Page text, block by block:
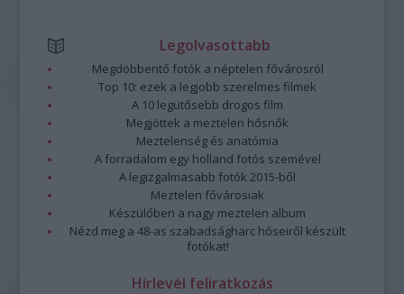
Legolvasottabb
Megdöbbentő fotók a néptelen fővárosról
Top 10: ezek a legjobb szerelmes filmek
A 10 legütősebb drogos film
Megjöttek a meztelen hősnők
Meztelenség és anatómia
A forradalom egy holland fotós szemével
A legizgalmasabb fotók 2015-ből
Meztelen fővárosiak
Készülőben a nagy meztelen album
Nézd meg a 48-as szabadságharc hőseiről készült
fotókat!
Hírlevél feliratkozás